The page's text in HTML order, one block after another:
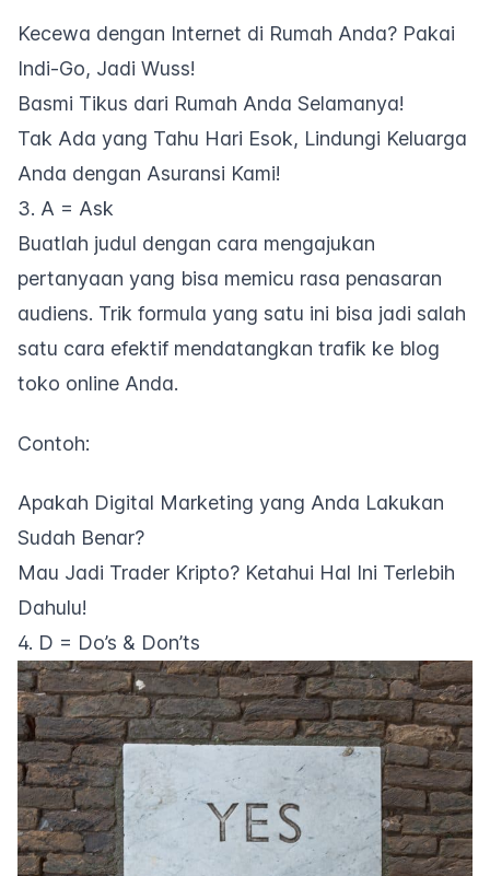
Kecewa dengan Internet di Rumah Anda? Pakai
Indi-Go, Jadi Wuss!
Basmi Tikus dari Rumah Anda Selamanya!
Tak Ada yang Tahu Hari Esok, Lindungi Keluarga
Anda dengan Asuransi Kami!
3. A = Ask
Buatlah judul dengan cara mengajukan
pertanyaan yang bisa memicu rasa penasaran
audiens. Trik formula yang satu ini bisa jadi salah
satu cara efektif mendatangkan trafik ke blog
toko online Anda.
Contoh:
Apakah Digital Marketing yang Anda Lakukan
Sudah Benar?
Mau Jadi Trader Kripto? Ketahui Hal Ini Terlebih
Dahulu!
4. D = Do’s & Don’ts